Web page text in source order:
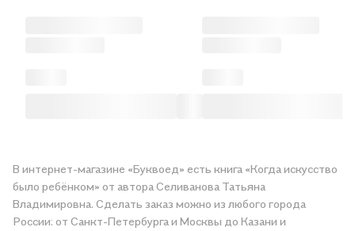
В интернет-магазине «Буквоед» есть книга «Когда искусство
было ребёнком» от автора Селиванова Татьяна
Владимировна. Сделать заказ можно из любого города
России: от Санкт-Петербурга и Москвы до Казани и